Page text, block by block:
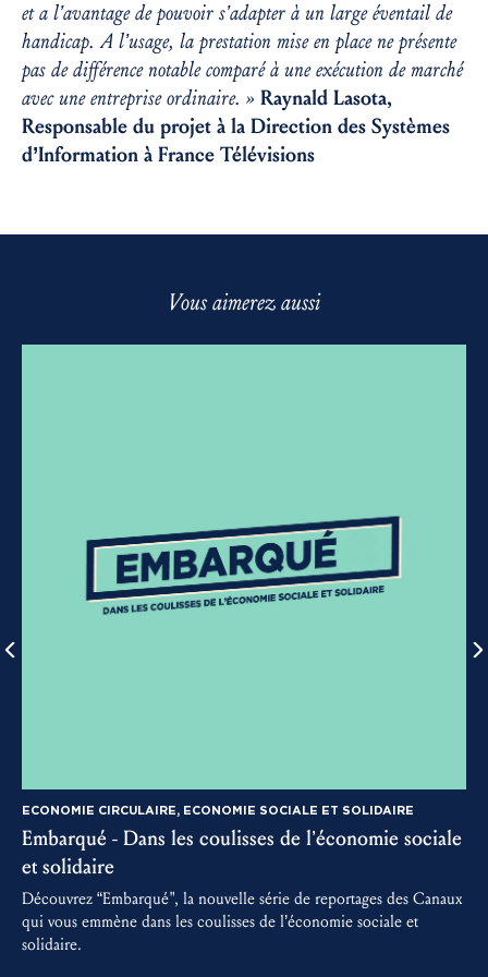
et a l’avantage de pouvoir s’adapter à un large éventail de
handicap. A l’usage, la prestation mise en place ne présente
pas de différence notable comparé à une exécution de marché
avec une entreprise ordinaire. » Raynald Lasota,
Responsable du projet à la Direction des Systèmes
d’Information à France Télévisions
Vous aimerez aussi
ECONOMIE CIRCULAIRE, ECONOMIE SOCIALE ET SOLIDAIRE
Embarqué - Dans les coulisses de l’économie sociale
et solidaire
Découvrez “Embarqué", la nouvelle série de reportages des Canaux
qui vous emmène dans les coulisses de l’économie sociale et
solidaire.